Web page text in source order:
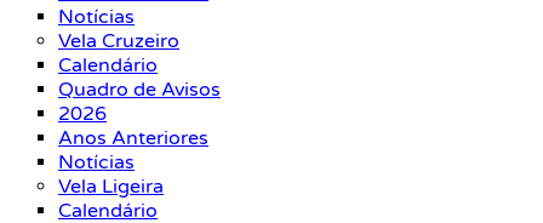
Notícias
Vela Cruzeiro
Calendário
Quadro de Avisos
2026
Anos Anteriores
Notícias
Vela Ligeira
Calendário